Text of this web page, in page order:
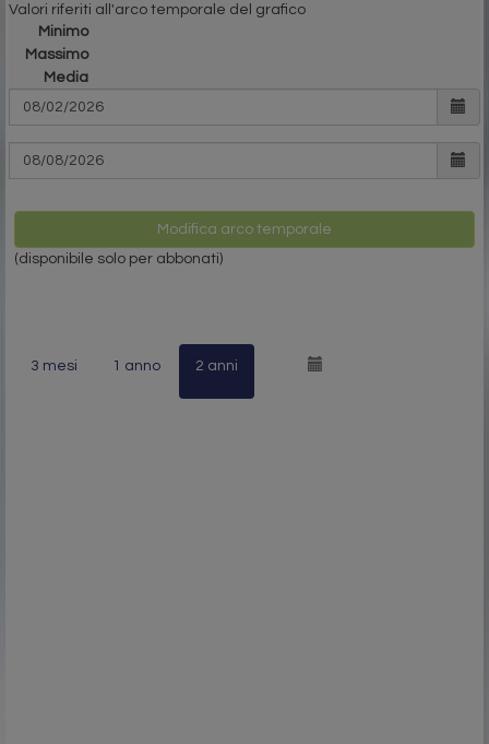
Valori riferiti all'arco temporale del grafico
Minimo
Massimo
Media
Modifica arco temporale
(disponibile solo per abbonati)
3 mesi 1 anno 2 anni